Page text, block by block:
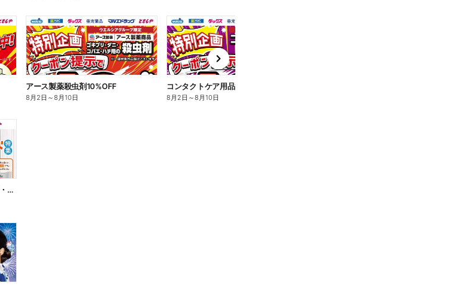
アース製薬殺虫剤10%OFF
8月2日 ～8月10日
コンタクトケア用品10%OFF
8月2日 ～8月10日
n
e
x
t
私のカラダにちょうどいい。マイ・サプリフード